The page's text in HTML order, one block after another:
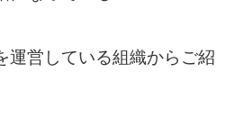
運営している組織からご紹